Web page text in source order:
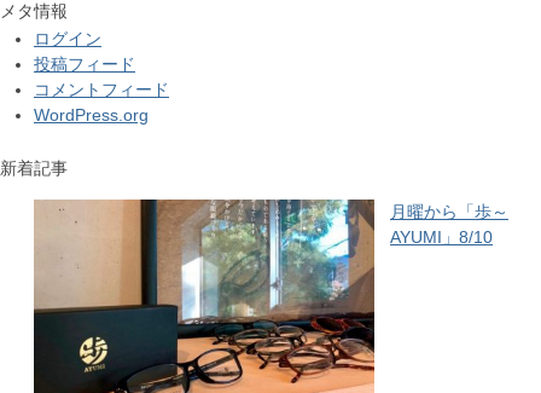
メタ情報
ログイン
投稿フィード
コメントフィード
WordPress.org
新着記事
月曜から「歩～
AYUMI」8/10